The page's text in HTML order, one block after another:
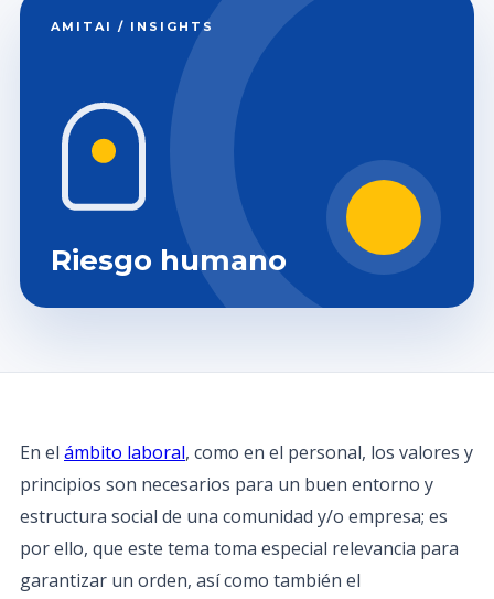
AMITAI / INSIGHTS
Riesgo humano
En el ámbito laboral, como en el personal, los valores y
principios son necesarios para un buen entorno y
estructura social de una comunidad y/o empresa; es
por ello, que este tema toma especial relevancia para
garantizar un orden, así como también el